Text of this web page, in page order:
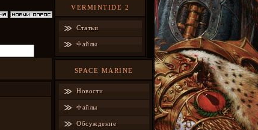
VERMINTIDE 2
Статьи
Файлы
SPACE MARINE
Новости
Файлы
Обсуждение